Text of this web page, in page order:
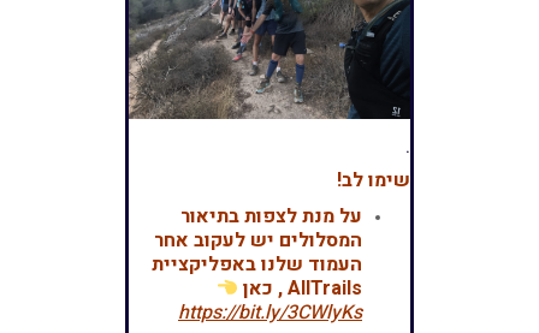
.
שימו לב!
על מנת לצפות בתיאור
המסלולים יש לעקוב אחר
העמוד שלנו באפליקציית
AllTrails , כאן
https://bit.ly/3CWlyKs